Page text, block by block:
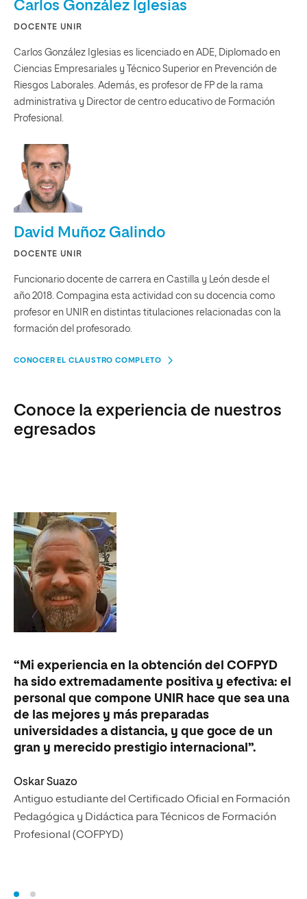
Carlos González Iglesias
DOCENTE UNIR
Carlos González Iglesias es licenciado en ADE, Diplomado en
Ciencias Empresariales y Técnico Superior en Prevención de
Riesgos Laborales. Además, es profesor de FP de la rama
administrativa y Director de centro educativo de Formación
Profesional.
David Muñoz Galindo
DOCENTE UNIR
Funcionario docente de carrera en Castilla y León desde el
año 2018. Compagina esta actividad con su docencia como
profesor en UNIR en distintas titulaciones relacionadas con la
formación del profesorado.
CONOCER EL CLAUSTRO COMPLETO
Conoce la experiencia de nuestros
egresados
“Mi experiencia en la obtención del COFPYD
ha sido extremadamente positiva y efectiva: el
personal que compone UNIR hace que sea una
de las mejores y más preparadas
universidades a distancia, y que goce de un
gran y merecido prestigio internacional”.
Oskar Suazo
Antiguo estudiante del Certificado Oficial en Formación
Pedagógica y Didáctica para Técnicos de Formación
Profesional (COFPYD)